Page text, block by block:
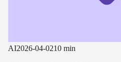
AI2026-04-0210 min